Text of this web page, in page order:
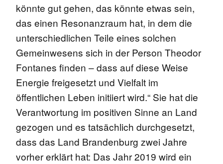
könnte gut gehen, das könnte etwas sein,
das einen Resonanzraum hat, in dem die
unterschiedlichen Teile eines solchen
Gemeinwesens sich in der Person Theodor
Fontanes finden – dass auf diese Weise
Energie freigesetzt und Vielfalt im
öffentlichen Leben initiiert wird.“ Sie hat die
Verantwortung im positiven Sinne an Land
gezogen und es tatsächlich durchgesetzt,
dass das Land Brandenburg zwei Jahre
vorher erklärt hat: Das Jahr 2019 wird ein